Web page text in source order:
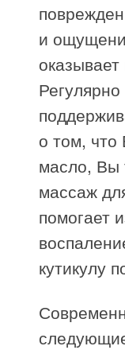
и
о том, что
масло, Вы
массаж
помогает
кутикулу